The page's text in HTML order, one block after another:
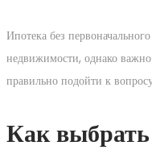
Ипотека без
недвижимости, однако
правильно подойти к
Как выбрать